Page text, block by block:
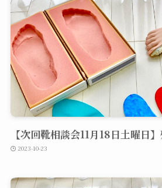
【次回靴相談会11月18日土曜日
2023-10-23